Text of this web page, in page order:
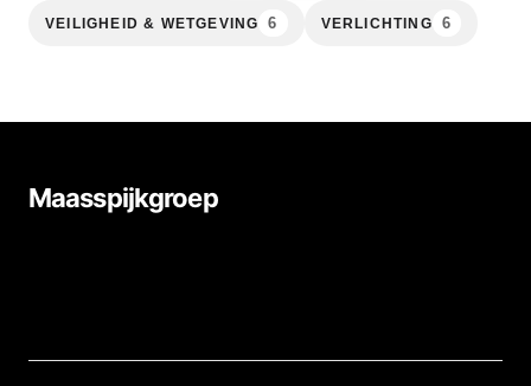
VEILIGHEID & WETGEVING 6 VERLICHTING 6
Maasspijkgroep